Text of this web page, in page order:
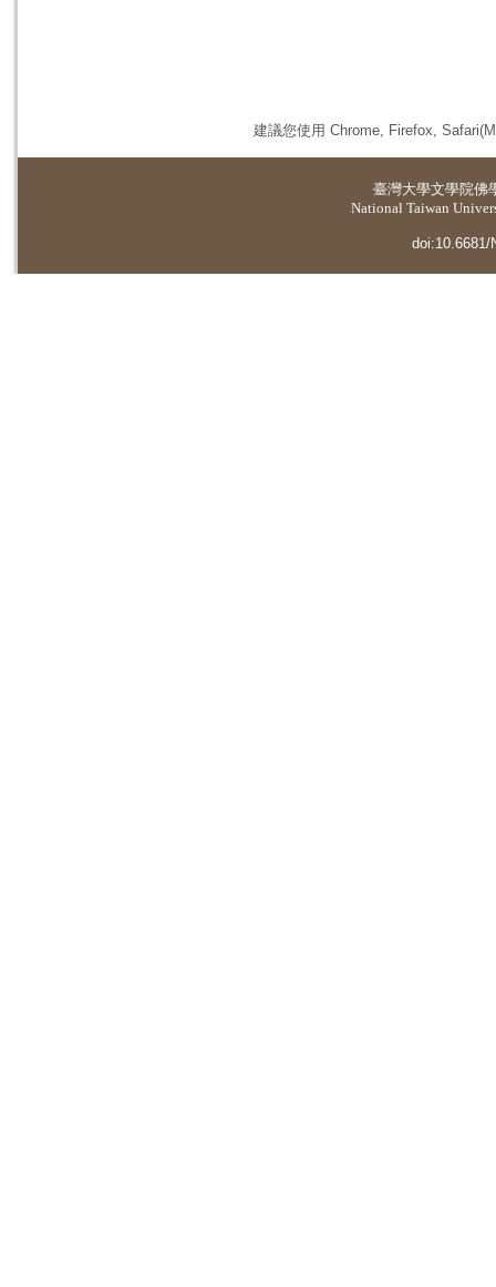
建議您使用 Chrome, Firefox,
臺灣大學文學院佛
National Taiwan
doi:10.6681/